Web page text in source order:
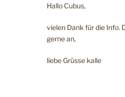
Hallo Cubus,
vielen Dank für die Info.
gerne an,
liebe Grüsse kalle